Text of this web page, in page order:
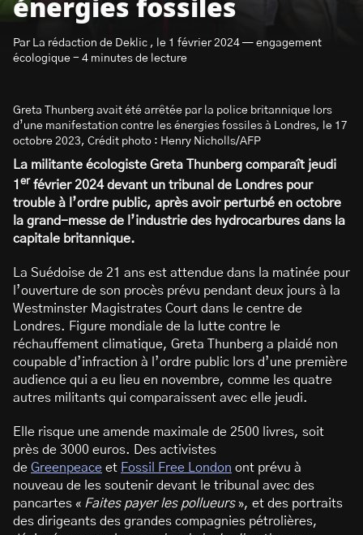
énergies fossiles
Par La rédaction de Deklic , le 1 février 2024 — engagement
écologique - 4 minutes de lecture
Greta Thunberg avait été arrêtée par la police britannique lors
d’une manifestation contre les énergies fossiles à Londres, le 17
octobre 2023, Crédit photo : Henry Nicholls/AFP
La militante écologiste Greta Thunberg comparaît jeudi
1 er février 2024 devant un tribunal de Londres pour
trouble à l’ordre public, après avoir perturbé en octobre
la grand-messe de l’industrie des hydrocarbures dans la
capitale britannique.
La Suédoise de 21 ans est attendue dans la matinée pour
l’ouverture de son procès prévu pendant deux jours à la
Westminster Magistrates Court dans le centre de
Londres. Figure mondiale de la lutte contre le
réchauffement climatique, Greta Thunberg a plaidé non
coupable d’infraction à l’ordre public lors d’une première
audience qui a eu lieu en novembre, comme les quatre
autres militants qui comparaissent avec elle jeudi.
Elle risque une amende maximale de 2500 livres, soit
près de 3000 euros. Des activistes
de Greenpeace et Fossil Free London ont prévu à
nouveau de les soutenir devant le tribunal avec des
pancartes « Faites payer les pollueurs», et des portraits
des dirigeants des grandes compagnies pétrolières,
S’abonner à la newsletter